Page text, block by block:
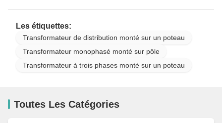
Les étiquettes:
Transformateur de distribution monté sur un poteau
Transformateur monophasé monté sur pôle
Transformateur à trois phases monté sur un poteau
Toutes Les Catégories